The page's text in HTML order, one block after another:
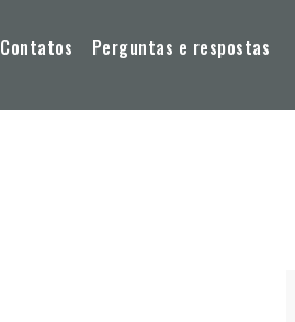
Contatos Perguntas e respostas